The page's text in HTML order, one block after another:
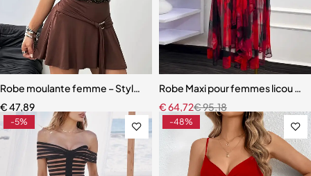
Robe moulante femme – Style Y2K en tricot extensible
€47,89
Robe Maxi pour femmes licou
€95,18
€64,72
-5% -48%